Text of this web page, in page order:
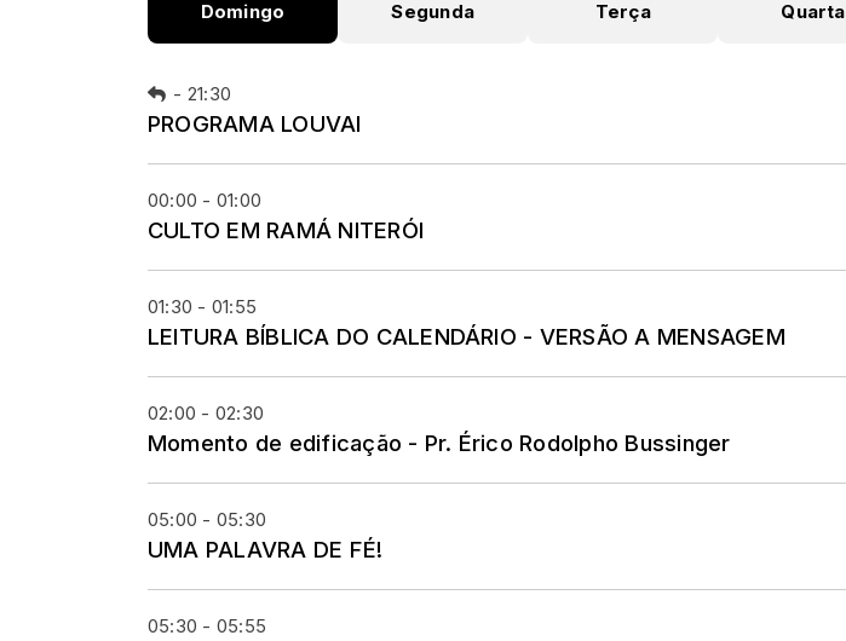
Domingo Segunda Terça Quarta
- 21:30
PROGRAMA LOUVAI
00:00 - 01:00
CULTO EM RAMÁ NITERÓI
01:30 - 01:55
LEITURA BÍBLICA DO CALENDÁRIO - VERSÃO A MENSAGEM
02:00 - 02:30
Momento de edificação - Pr. Érico Rodolpho Bussinger
05:00 - 05:30
UMA PALAVRA DE FÉ!
05:30 - 05:55